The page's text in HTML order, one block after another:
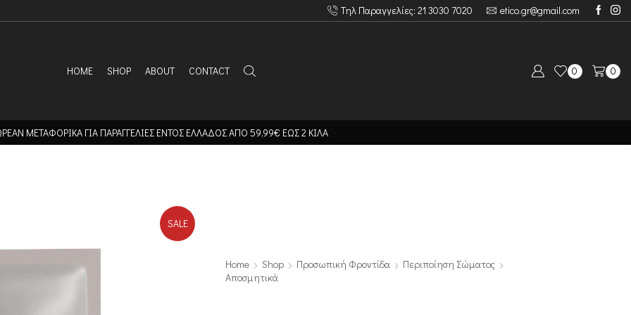
Τηλ Παραγγελίες: 21 3030 7020 etico.gr@gmail.com
HOME SHOP ABOUT CONTACT 0 0
ΜΕΤΑΦΟΡΙΚΑ ΓΙΑ ΠΑΡΑΓΓΕΛΙΕΣ ΕΝΤΟΣ ΕΛΛΑΔΟΣ ΑΠΟ 59,99€ ΕΩΣ 2 ΚΙΛΑ
SALE
Home Shop Προσωπική Φροντίδα
Περιποίηση Σώματος
Αποσμητικά